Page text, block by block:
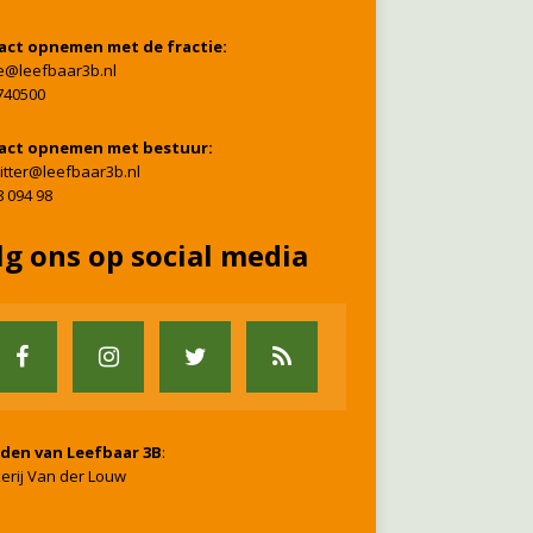
opnemen met de fractie:
opnemen met bestuur:
094 98
ons op social media
van Leefbaar 3B:
Van der Louw